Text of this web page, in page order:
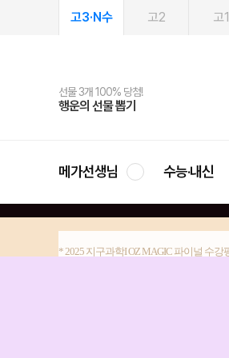
고3·N수 고2 고1
선물 3개 100% 당첨!
행운의 선물 뽑기
선물 100% 증정!
메가스터디 X 올리브
여름방학 스터디 캐시백
메가런 썸머스쿨
2027 러셀 단과
강사 공개선발
스마트러닝앱
설문 EVENT
메가패스
3일 무료 체험권
메가패스 수강생 무료혜택!
메가클럽 멤버십
사회공헌 캠페인
희망이룸 메가나눔
메가선생님 수능·내신
* 2025 지구과학I OZ MAGIC 파이널 수강